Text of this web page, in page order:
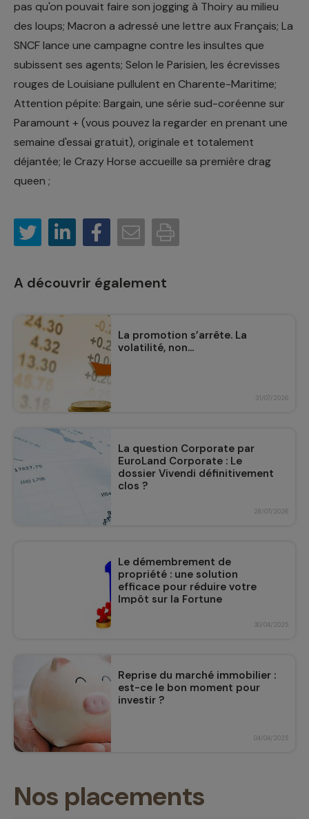
pas qu'on pouvait faire son jogging à Thoiry au milieu
des loups; Macron a adressé une lettre aux Français; La
SNCF lance une campagne contre les insultes que
subissent ses agents; Selon le Parisien, les écrevisses
rouges de Louisiane pullulent en Charente-Maritime;
Attention pépite: Bargain, une série sud-coréenne sur
Paramount + (vous pouvez la regarder en prenant une
semaine d'essai gratuit), originale et totalement
déjantée; le Crazy Horse accueille sa première drag
queen ;
A découvrir également
La promotion s’arrête. La
volatilité, non...
31/07/2026
La question Corporate par
EuroLand Corporate : Le
dossier Vivendi définitivement
clos ?
28/07/2026
Le démembrement de
propriété : une solution
efficace pour réduire votre
Impôt sur la Fortune
30/04/2025
Reprise du marché immobilier :
est-ce le bon moment pour
investir ?
04/04/2025
Nos placements